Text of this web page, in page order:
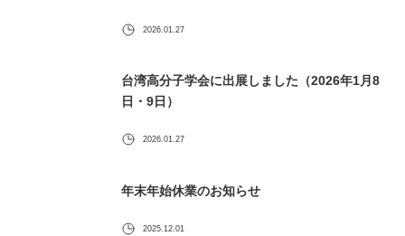
2026.01.27
台湾高分子学会に出展しました（2026年1月8
日・9日）
2026.01.27
年末年始休業のお知らせ
2025.12.01